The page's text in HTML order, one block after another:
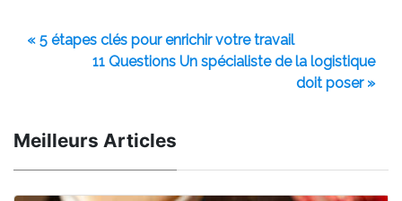
« 5 étapes clés pour enrichir votre travail
11 Questions Un spécialiste de la logistique
doit poser »
Meilleurs Articles